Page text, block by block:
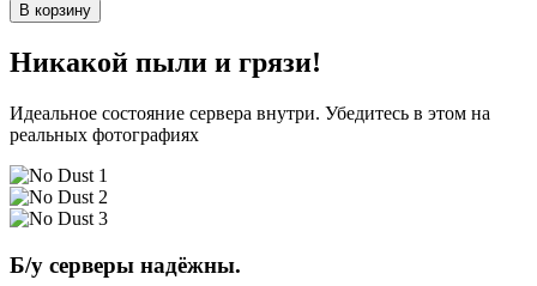
В корзину
Никакой пыли и грязи!
Идеальное состояние сервера внутри. Убедитесь в этом на
реальных фотографиях
Б/у серверы надёжны.